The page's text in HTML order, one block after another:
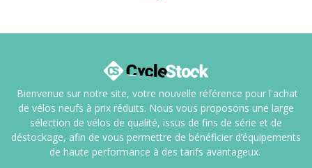
Bienvenue sur notre site, votre nouvelle référence pour l'achat
de vélos neufs à prix réduits. Nous vous proposons une large
sélection de vélos de qualité, issus de fins de série et de
déstockage, afin de vous permettre de bénéficier d’équipements
de haute performance à des tarifs avantageux.